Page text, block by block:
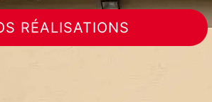
RÉALISATIONS